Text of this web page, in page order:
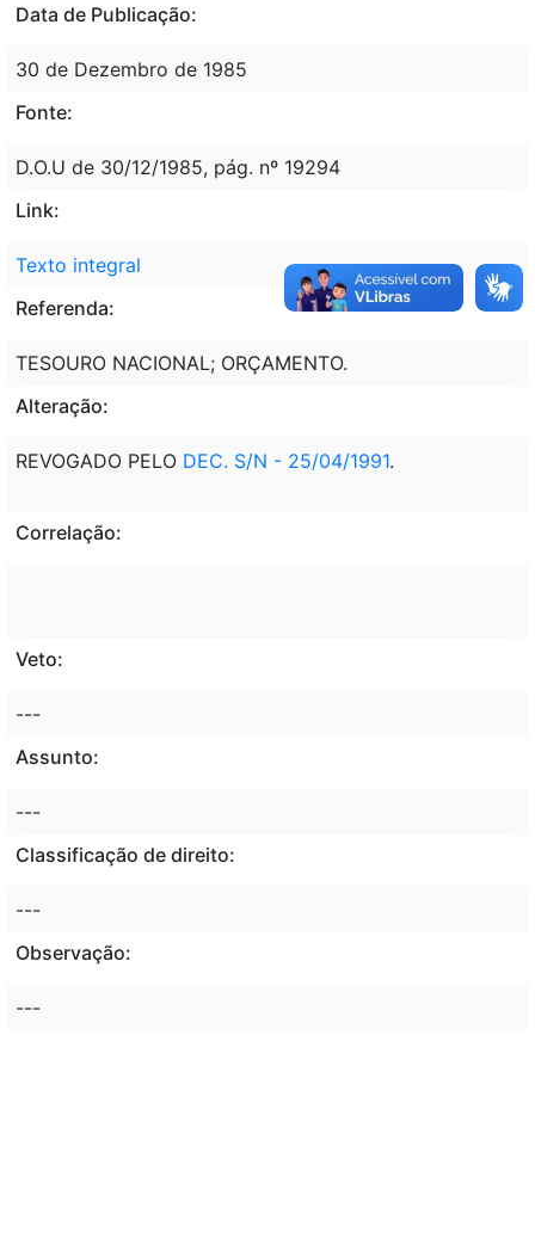
Data de Publicação:
30 de Dezembro de 1985
Fonte:
D.O.U de 30/12/1985, pág. nº 19294
Link:
Texto integral
Referenda:
TESOURO NACIONAL; ORÇAMENTO.
Alteração:
REVOGADO PELO DEC. S/N - 25/04/1991.
Correlação:
Veto:
---
Assunto:
---
Classificação de direito:
---
Observação:
---